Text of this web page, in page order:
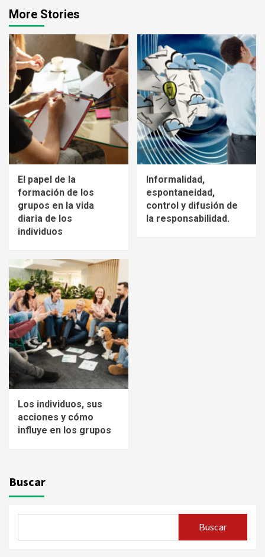
More Stories
El papel de la
formación de los
grupos en la vida
diaria de los
individuos
Informalidad,
espontaneidad,
control y difusión de
la responsabilidad.
Los individuos, sus
acciones y cómo
influye en los grupos
Buscar
Buscar